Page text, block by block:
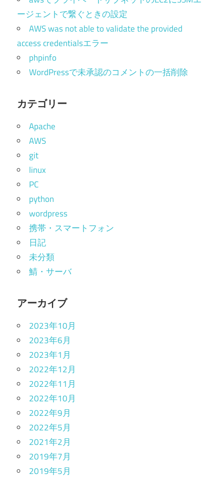
ージェントで繋ぐときの設定
AWS was not able to validate the provided
access credentialsエラー
phpinfo
WordPressで未承認のコメントの一括削除
カテゴリー
Apache
AWS
git
linux
PC
python
wordpress
携帯・スマートフォン
日記
未分類
鯖・サーバ
アーカイブ
2023年10月
2023年6月
2023年1月
2022年12月
2022年11月
2022年10月
2022年9月
2022年5月
2021年2月
2019年7月
2019年5月